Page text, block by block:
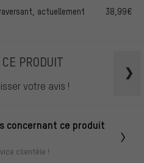
actuellement
38,99€
PRODUIT
votre avis !
concernant ce produit
clientèle !